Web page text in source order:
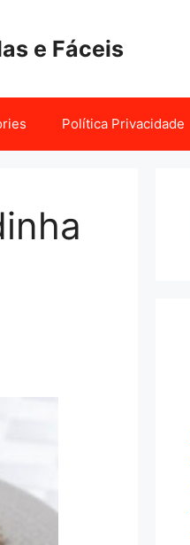
e Fáceis
Política Privacidade